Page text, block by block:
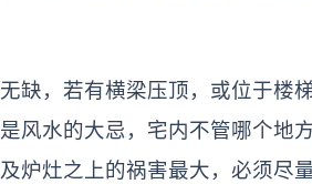
缺，若有横梁压顶，或位于楼
风水的大忌，宅内不管哪个地
炉灶之上的祸害最大，必须尽